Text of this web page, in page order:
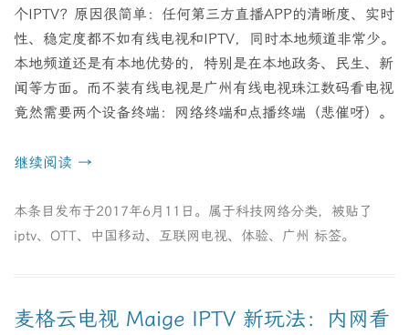
个IPTV？原因很简单：任何第三方直播APP的清晰度、实时
性、稳定度都不如有线电视和IPTV，同时本地频道非常少。
本地频道还是有本地优势的，特别是在本地政务、民生、新
闻等方面。而不装有线电视是广州有线电视珠江数码看电视
竟然需要两个设备终端：网络终端和点播终端（悲催呀）。
继续阅读 →
本条目发布于2017年6月11日 。属于科技网络分类，被贴了
iptv、 OTT、 中国移动、 互联网电视、 体验、 广州 标签。
麦格云电视 Maige IPTV 新玩法：内网看